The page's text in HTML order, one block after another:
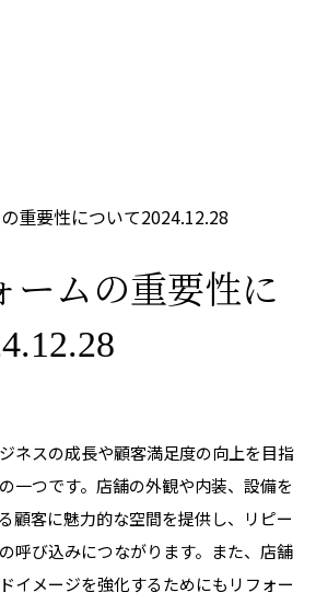
重要性について2024.12.28
ームの重要性に
ネスの成長や顧客満足度の向上を目指
一つです。店舗の外観や内装、設備を
顧客に魅力的な空間を提供し、リピー
呼び込みにつながります。また、店舗
イメージを強化するためにもリフォー